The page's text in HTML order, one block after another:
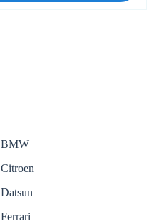
BMW
Citroen
Datsun
Ferrari